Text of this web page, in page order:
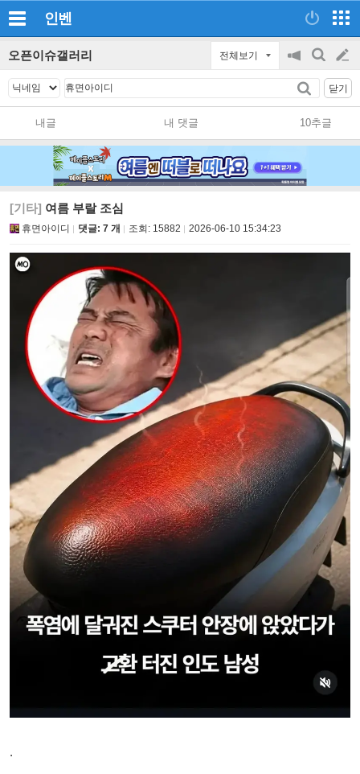
인벤
오픈이슈갤러리 전체보기
공
지
on/off
검
글
쓰
닫기
내글 내 댓글 10추글
[기타] 여름 부랄 조심
휴면아이디 댓글: 7 개 조회: 15882 2026-06-10 15:34:23
.